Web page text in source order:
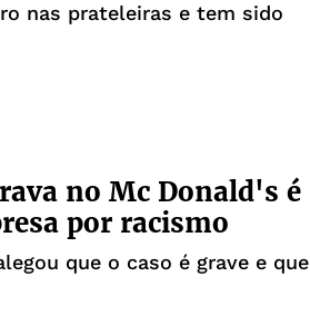
nas prateleiras e tem sido
no Mc Donald's é
por racismo
que o caso é grave e que